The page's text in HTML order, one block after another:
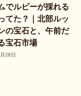
でルビーが採れる
てた？｜北部ルッ
の宝石と、午前だ
宝石市場
28日